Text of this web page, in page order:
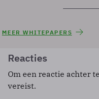
MEER WHITEPAPERS
Reacties
Om een reactie achter
vereist.